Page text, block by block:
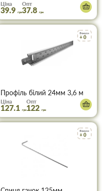
Ціна
39.9 грн
Опт
37.8 грн
м
Бонуси
+ 0
Профіль білий 24мм 3,6 м
Ціна
127.1 грн
Опт
122 грн
Бонуси
+ 0